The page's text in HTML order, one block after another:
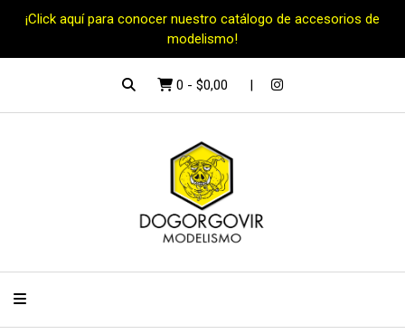
¡Click aquí para conocer nuestro catálogo de accesorios de
modelismo!
0 - $0,00